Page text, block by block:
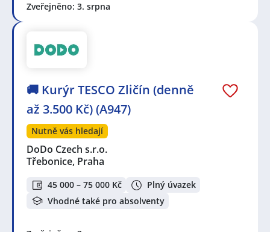
Zveřejněno: 3. srpna
🚚 Kurýr TESCO Zličín (denně
až 3.500 Kč) (A947)
Nutně vás hledají
DoDo Czech s.r.o.
Třebonice, Praha
45 000 – 75 000 Kč
Plný úvazek
Vhodné také pro absolventy